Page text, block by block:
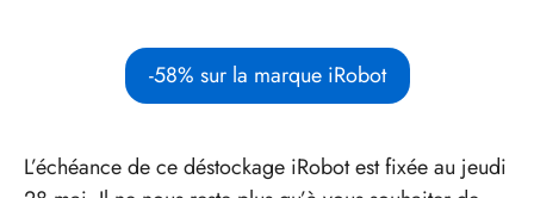
-58% sur la marque iRobot
L’échéance de ce déstockage iRobot est fixée au jeudi